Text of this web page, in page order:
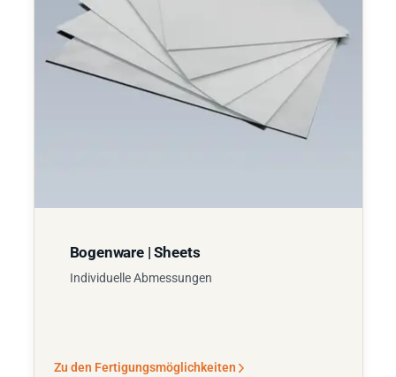
Bogenware | Sheets
Individuelle Abmessungen
Zu den Fertigungsmöglichkeiten